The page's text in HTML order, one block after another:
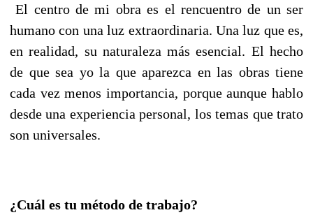
El centro de mi obra es el rencuentro de un ser
humano con una luz extraordinaria. Una luz que es,
en realidad, su naturaleza más esencial. El hecho
de que sea yo la que aparezca en las obras tiene
cada vez menos importancia, porque aunque hablo
desde una experiencia personal, los temas que trato
son universales.
¿Cuál es tu método de trabajo?